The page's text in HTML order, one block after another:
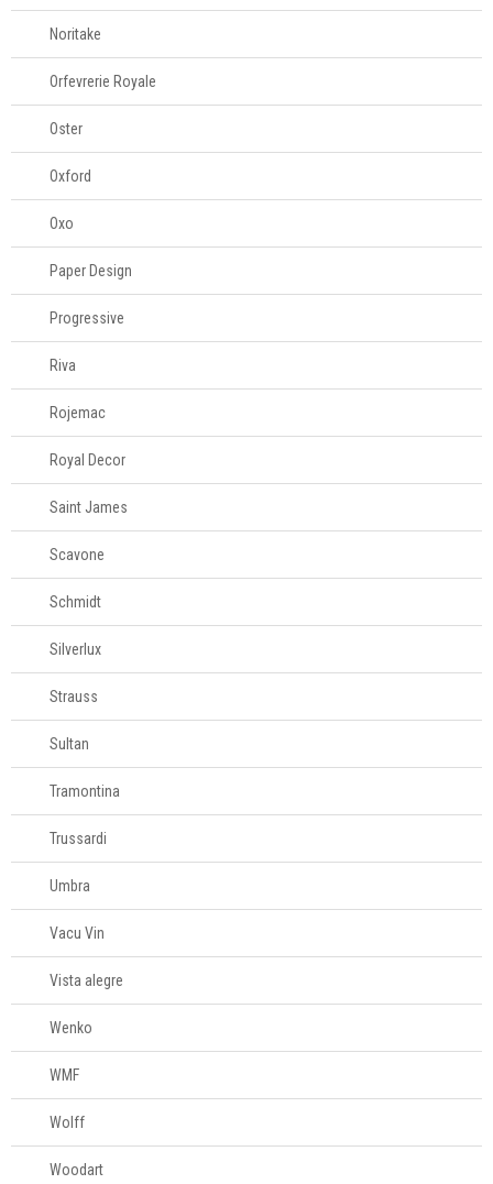
Noritake
Orfevrerie Royale
Oster
Oxford
Oxo
Paper Design
Progressive
Riva
Rojemac
Royal Decor
Saint James
Scavone
Schmidt
Silverlux
Strauss
Sultan
Tramontina
Trussardi
Umbra
Vacu Vin
Vista alegre
Wenko
WMF
Wolff
Woodart